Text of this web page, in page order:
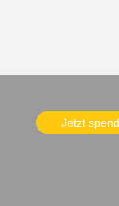
Jetzt